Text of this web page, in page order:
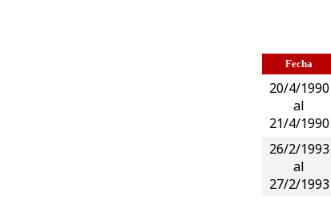
Fecha
20/4/1990
al
21/4/1990
26/2/1993
al
27/2/1993